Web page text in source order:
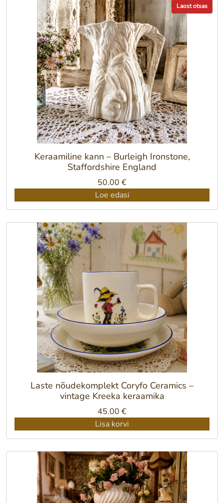
Laost otsas
Keraamiline kann – Burleigh Ironstone,
Staffordshire England
50.00 €
Loe edasi
Laste nõudekomplekt Coryfo Ceramics –
vintage Kreeka keraamika
45.00 €
Lisa korvi